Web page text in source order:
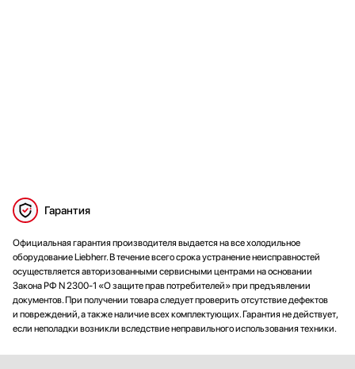
Гарантия
Официальная гарантия производителя выдается на все холодильное
оборудование Liebherr. В течение всего срока устранение неисправностей
осуществляется авторизованными сервисными центрами на основании
Закона РФ N 2300-1 «О защите прав потребителей» при предъявлении
документов. При получении товара следует проверить отсутствие дефектов
и повреждений, а также наличие всех комплектующих. Гарантия не действует,
если неполадки возникли вследствие неправильного использования техники.